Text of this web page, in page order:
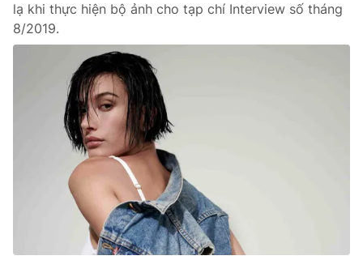
lạ khi thực hiện bộ ảnh cho tạp chí Interview số tháng
8/2019.